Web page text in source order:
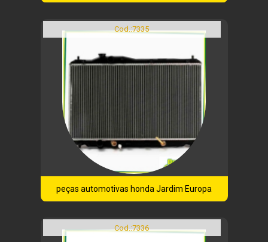
Cod.:7335
peças automotivas honda Jardim Europa
Cod.:7336